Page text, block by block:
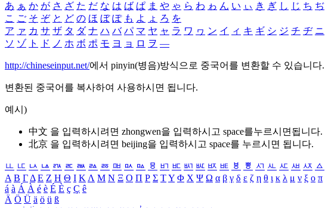
あ ぁ か が さ ざ た だ な は ば ぱ ま や ゃ ら わ ゎ ん い ぃ き ぎ し じ ち ぢ
こ ご そ ぞ と ど の ほ ぼ ぽ も よ ょ ろ を
ア ァ カ サ ザ タ ダ ナ ハ バ パ マ ヤ ャ ラ ワ ヮ ン イ ィ キ ギ シ ジ チ ヂ ニ
ソ ゾ ト ド ノ ホ ボ ポ モ ヨ ョ ロ ヲ ―
http://chineseinput.net/에서 pinyin(병음)방식으로 중국어를 변환할 수 있습니다.
변환된 중국어를 복사하여 사용하시면 됩니다.
예시)
中文 을 입력하시려면 zhongwen을 입력하시고 space를누르시면됩니다.
北京 을 입력하시려면 beijing을 입력하시고 space를 누르시면 됩니다.
ㅥ ㅦ ㅧ ㅨ ㅩ ㅪ ㅫ ㅬ ㅭ ㅮ ㅯ ㅰ ㅱ ㅲ ㅳ ㅴ ㅵ ㅶ ㅷ ㅸ ㅹ ㅺ ㅻ ㅼ ㅽ ㅾ ㅿ
Α Β ΓΔ Ε Ζ Η Θ Ι ΚΛ Μ Ν Ξ Ο Π Ρ Σ ΤΥ Φ Χ Ψ Ω α β γ δ ε ζ η θ ι κ λ μ ν ξ ο π
á à Á À é è É È ç Ç ê
Ä Ö Ü ä ö ü ß